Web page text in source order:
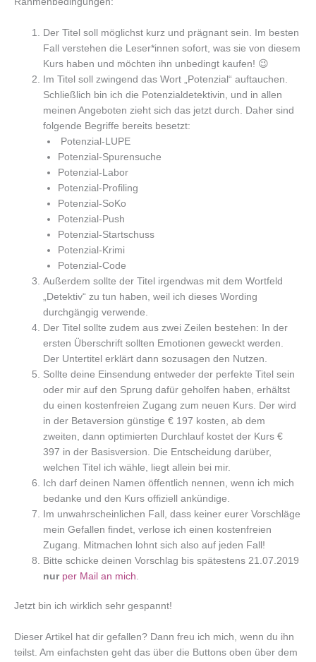
Der Titel soll möglichst kurz und prägnant sein. Im besten
Fall verstehen die Leser*innen sofort, was sie von diesem
Kurs haben und möchten ihn unbedingt kaufen! 😉
Im Titel soll zwingend das Wort „Potenzial“ auftauchen.
Schließlich bin ich die Potenzialdetektivin, und in allen
meinen Angeboten zieht sich das jetzt durch. Daher sind
folgende Begriffe bereits besetzt:
Potenzial-LUPE
Potenzial-Spurensuche
Potenzial-Labor
Potenzial-Profiling
Potenzial-SoKo
Potenzial-Push
Potenzial-Startschuss
Potenzial-Krimi
Potenzial-Code
Außerdem sollte der Titel irgendwas mit dem Wortfeld
„Detektiv“ zu tun haben, weil ich dieses Wording
durchgängig verwende.
Der Titel sollte zudem aus zwei Zeilen bestehen: In der
ersten Überschrift sollten Emotionen geweckt werden.
Der Untertitel erklärt dann sozusagen den Nutzen.
Sollte deine Einsendung entweder der perfekte Titel sein
oder mir auf den Sprung dafür geholfen haben, erhältst
du einen kostenfreien Zugang zum neuen Kurs. Der wird
in der Betaversion günstige € 197 kosten, ab dem
zweiten, dann optimierten Durchlauf kostet der Kurs €
397 in der Basisversion. Die Entscheidung darüber,
welchen Titel ich wähle, liegt allein bei mir.
Ich darf deinen Namen öffentlich nennen, wenn ich mich
bedanke und den Kurs offiziell ankündige.
Im unwahrscheinlichen Fall, dass keiner eurer Vorschläge
mein Gefallen findet, verlose ich einen kostenfreien
Zugang. Mitmachen lohnt sich also auf jeden Fall!
Bitte schicke deinen Vorschlag bis spätestens 21.07.2019
nur per Mail an mich
Jetzt bin ich wirklich sehr gespannt!
Dieser Artikel hat dir gefallen? Dann freu ich mich, wenn du ihn
teilst. Am einfachsten geht das über die Buttons oben über dem